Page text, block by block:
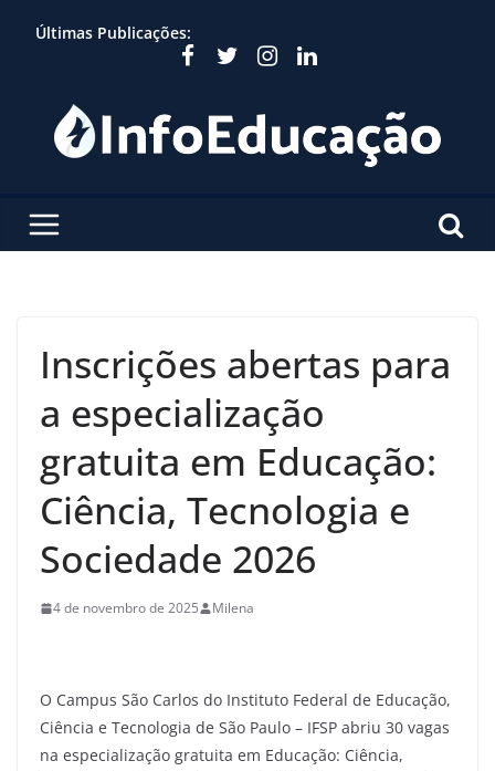
Últimas Publicações:
Inscrições abertas para
a especialização
gratuita em Educação:
Ciência, Tecnologia e
Sociedade 2026
4 de novembro de 2025 Milena
O Campus São Carlos do Instituto Federal de Educação,
Ciência e Tecnologia de São Paulo – IFSP abriu 30 vagas
na especialização gratuita em Educação: Ciência,